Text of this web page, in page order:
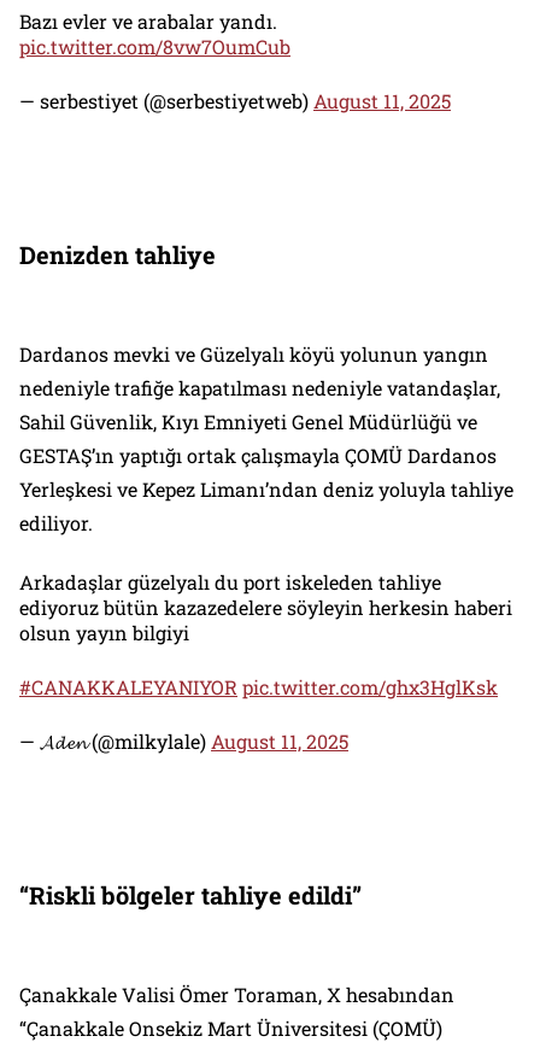
Bazı evler ve arabalar yandı.
pic.twitter.com/8vw7OumCub
— serbestiyet (@serbestiyetweb) August 11, 2025
Denizden tahliye
Dardanos mevki ve Güzelyalı köyü yolunun yangın
nedeniyle trafiğe kapatılması nedeniyle vatandaşlar,
Sahil Güvenlik, Kıyı Emniyeti Genel Müdürlüğü ve
GESTAŞ’ın yaptığı ortak çalışmayla ÇOMÜ Dardanos
Yerleşkesi ve Kepez Limanı’ndan deniz yoluyla tahliye
ediliyor.
Arkadaşlar güzelyalı du port iskeleden tahliye
ediyoruz bütün kazazedelere söyleyin herkesin haberi
olsun yayın bilgiyi
#CANAKKALEYANIYOR pic.twitter.com/ghx3HglKsk
— 𝓐𝓭𝓮𝓷 (@milkylale) August 11, 2025
“Riskli bölgeler tahliye edildi”
Çanakkale Valisi Ömer Toraman, X hesabından
“Çanakkale Onsekiz Mart Üniversitesi (ÇOMÜ)